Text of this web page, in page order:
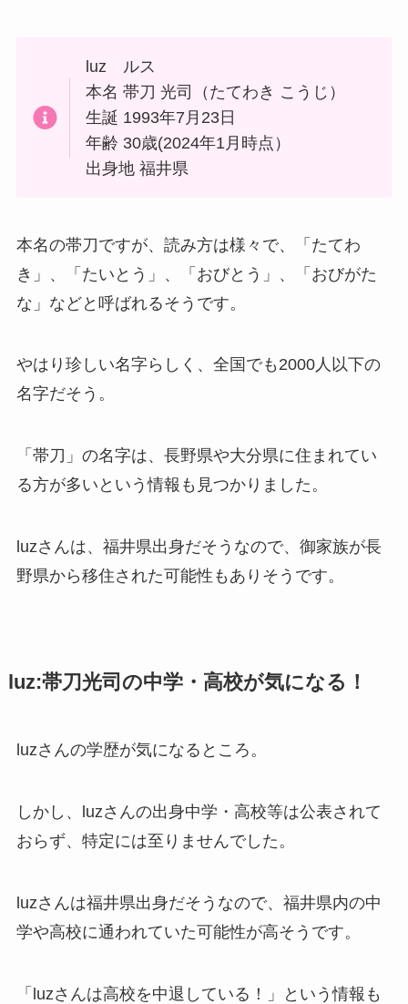
luz ルス
本名 帯刀 光司（たてわき こうじ）
生誕 1993年7月23日
年齢 30歳(2024年1月時点）
出身地 福井県
本名の帯刀ですが、読み方は様々で、「たてわ
き」、「たいとう」、「おびとう」、「おびがた
な」などと呼ばれるそうです。
やはり珍しい名字らしく、全国でも2000人以下の
名字だそう。
「帯刀」の名字は、長野県や大分県に住まれてい
る方が多いという情報も見つかりました。
luzさんは、福井県出身だそうなので、御家族が長
野県から移住された可能性もありそうです。
luz:帯刀光司の中学・高校が気になる！
luzさんの学歴が気になるところ。
しかし、luzさんの出身中学・高校等は公表されて
おらず、特定には至りませんでした。
luzさんは福井県出身だそうなので、福井県内の中
学や高校に通われていた可能性が高そうです。
「luzさんは高校を中退している！」という情報も